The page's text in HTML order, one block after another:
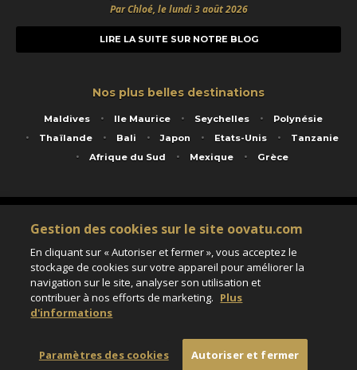
Par Chloé, le lundi 3 août 2026
LIRE LA SUITE SUR NOTRE BLOG
Nos plus belles destinations
Maldives Ile Maurice Seychelles
Polynésie
Thaïlande
Bali Japon Etats-Unis
Tanzanie
Afrique du Sud
Mexique Grèce
Service animé par Nautil Voyages - 22 rue Georges Picquart 75017 Paris - S.A.S
au capital de 155 696 euros - RCS Paris B 423 671 973 - Code APE 7911Z
Matricule Atout France IM075100020 - Garantie financière Groupama - Agrément IATA
Assurance responsabilité civile et professionnelle HISCOX RCP0081066
Paramètres des cookies
Gestion des cookies sur le site oovatu.com
En cliquant sur « Autoriser et fermer », vous acceptez le
stockage de cookies sur votre appareil pour améliorer la
navigation sur le site, analyser son utilisation et
contribuer à nos efforts de marketing. Plus
d'informations
Paramètres des cookies Autoriser et fermer